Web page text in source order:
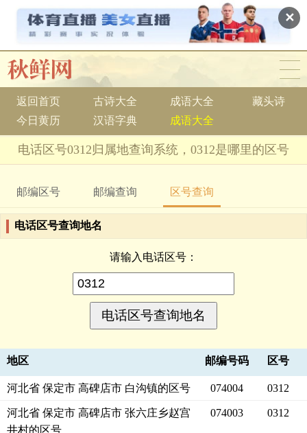
✕
返回首页 古诗大全 成语大全
藏头诗
今日黄历
汉语字典 成语大全
电话区号0312归属地查询系统，0312是哪里的区号
邮编区号 邮编查询 区号查询
电话区号查询地名
请输入电话区号：
地区 邮编号码 区号
河北省 保定市 高碑店市 白沟镇的区号 074004 0312
河北省 保定市 高碑店市 张六庄乡赵宫
井村的区号
074003 0312